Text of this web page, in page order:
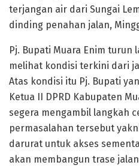
terjangan air dari Sungai
dinding penahan jalan,
Pj. Bupati Muara Enim turun
melihat kondisi terkini dari
Atas kondisi itu Pj. Bupati
Ketua II DPRD Kabupaten
segera mengambil langkah
permasalahan tersebut
darurat untuk akses
akan membangun trase